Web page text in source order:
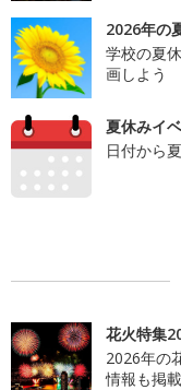
2026年の
学校の夏
画しよう
夏休みイ
日付から
花火特集
2026年の
情報も掲載